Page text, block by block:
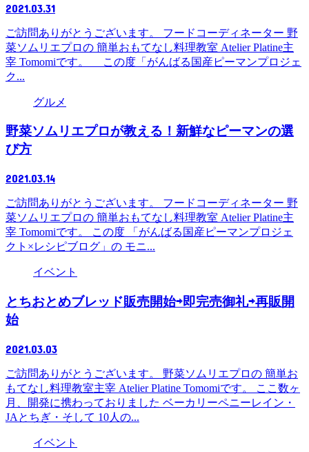
2021.03.31
ご訪問ありがとうございます。 フードコーディネーター 野
菜ソムリエプロの 簡単おもてなし料理教室 Atelier Platine主
宰 Tomomiです。 この度「がんばる国産ピーマンプロジェ
ク...
グルメ
野菜ソムリエプロが教える！新鮮なピーマンの選
び方
2021.03.14
ご訪問ありがとうございます。 フードコーディネーター 野
菜ソムリエプロの 簡単おもてなし料理教室 Atelier Platine主
宰 Tomomiです。 この度 「がんばる国産ピーマンプロジェ
クト×レシピブログ」の モニ...
イベント
とちおとめブレッド販売開始⇨即完売御礼⇨再販開
始
2021.03.03
ご訪問ありがとうございます。 野菜ソムリエプロの 簡単お
もてなし料理教室主宰 Atelier Platine Tomomiです。 ここ数ヶ
月、開発に携わっておりました ベーカリーペニーレイン・
JAとちぎ・そして 10人の...
イベント